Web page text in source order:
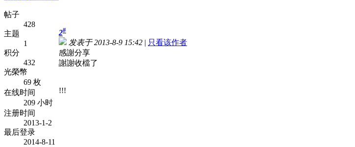
帖子
428
主题
1
积分
432
光榮幣
69 枚
在线时间
209 小时
注册时间
2013-1-2
最后登录
2014-8-11
2#
发表于 2013-8-9 15:42 | 只看该作者
感謝分享
謝謝收檔了
!!!